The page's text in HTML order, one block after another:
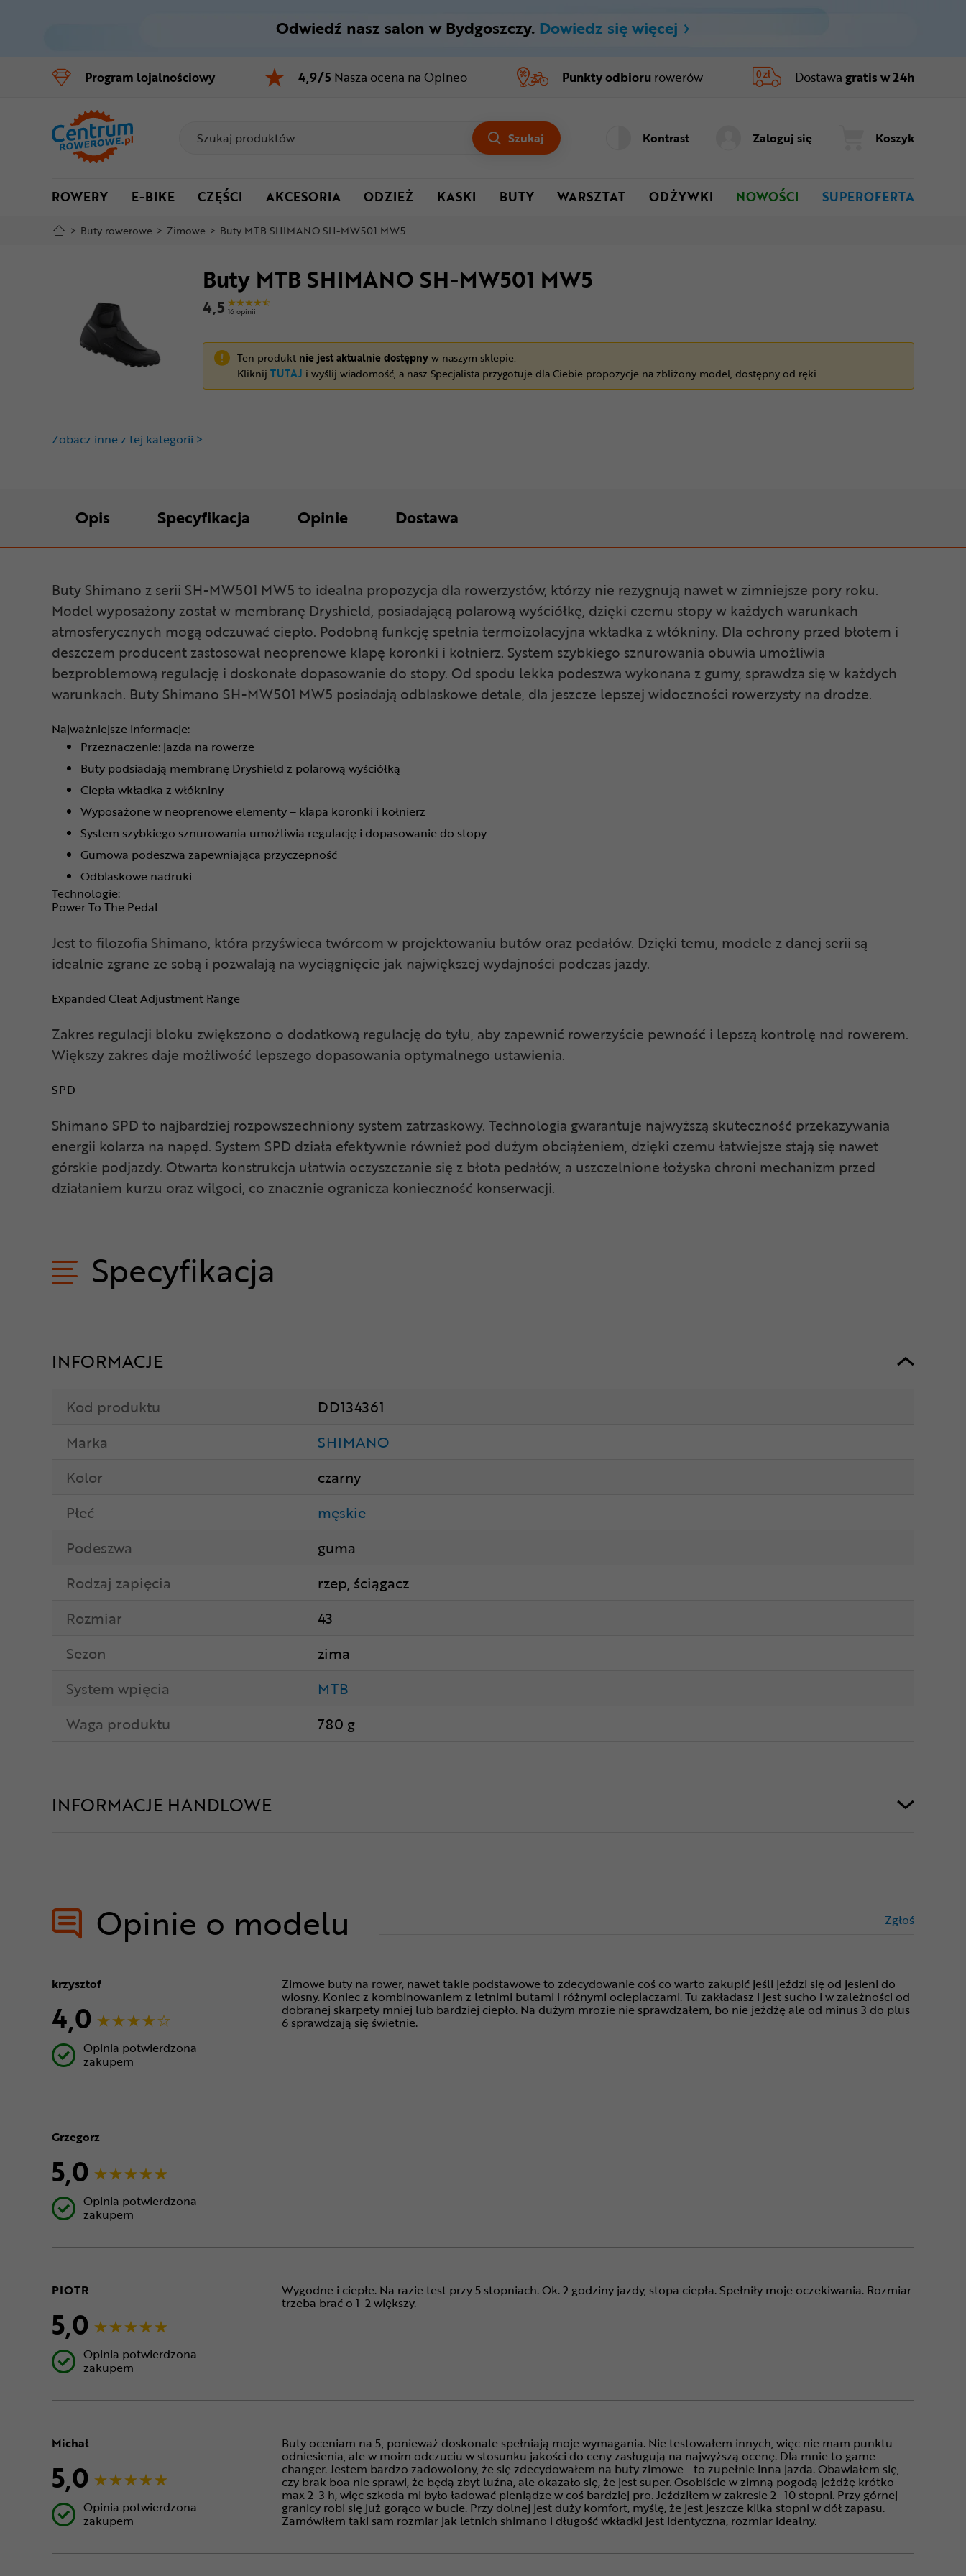
Menu główne
Informacje o produkcie
Szczegółowe informacje
Stopka
Odwiedź nasz salon w Bydgoszczy. Dowiedz się więcej
Program lojalnościowy 4,9/5 Nasza ocena na Opineo Punkty odbioru rowerów Dostawa gratis w 24h
Szukaj Kontrast Zaloguj się Koszyk
ROWERY E-BIKE CZĘŚCI AKCESORIA ODZIEŻ KASKI BUTY WARSZTAT ODŻYWKI NOWOŚCI SUPEROFERTA
> Buty rowerowe > Zimowe > Buty MTB SHIMANO SH-MW501 MW5
Buty MTB SHIMANO SH-MW501 MW5
4,5 16 opinii
Ten produkt nie jest aktualnie dostępnyw naszym sklepie.
Kliknij TUTAJ i wyślij wiadomość, a nasz Specjalista przygotuje dla Ciebie propozycje na zbliżony model, dostępny od ręki.
Zobacz inne z tej kategorii >
Opis Specyfikacja Opinie Dostawa
Buty Shimano z serii SH-MW501 MW5 to idealna propozycja dla rowerzystów, którzy nie rezygnują nawet w zimniejsze pory roku.
Model wyposażony został w membranę Dryshield, posiadającą polarową wyściółkę, dzięki czemu stopy w każdych warunkach
atmosferycznych mogą odczuwać ciepło. Podobną funkcję spełnia termoizolacyjna wkładka z włókniny. Dla ochrony przed błotem i
deszczem producent zastosował neoprenowe klapę koronki i kołnierz. System szybkiego sznurowania obuwia umożliwia
bezproblemową regulację i doskonałe dopasowanie do stopy. Od spodu lekka podeszwa wykonana z gumy, sprawdza się w każdych
warunkach. Buty Shimano SH-MW501 MW5 posiadają odblaskowe detale, dla jeszcze lepszej widoczności rowerzysty na drodze.
Najważniejsze informacje:
Przeznaczenie: jazda na rowerze
Buty podsiadają membranę Dryshield z polarową wyściółką
Ciepła wkładka z włókniny
Wyposażone w neoprenowe elementy – klapa koronki i kołnierz
System szybkiego sznurowania umożliwia regulację i dopasowanie do stopy
Gumowa podeszwa zapewniająca przyczepność
Odblaskowe nadruki
Technologie:
Power To The Pedal
Jest to filozofia Shimano, która przyświeca twórcom w projektowaniu butów oraz pedałów. Dzięki temu, modele z danej serii są
idealnie zgrane ze sobą i pozwalają na wyciągnięcie jak największej wydajności podczas jazdy.
Expanded Cleat Adjustment Range
Zakres regulacji bloku zwiększono o dodatkową regulację do tyłu, aby zapewnić rowerzyście pewność i lepszą kontrolę nad rowerem.
Większy zakres daje możliwość lepszego dopasowania optymalnego ustawienia.
SPD
Shimano SPD to najbardziej rozpowszechniony system zatrzaskowy. Technologia gwarantuje najwyższą skuteczność przekazywania
energii kolarza na napęd. System SPD działa efektywnie również pod dużym obciążeniem, dzięki czemu łatwiejsze stają się nawet
górskie podjazdy. Otwarta konstrukcja ułatwia oczyszczanie się z błota pedałów, a uszczelnione łożyska chroni mechanizm przed
działaniem kurzu oraz wilgoci, co znacznie ogranicza konieczność konserwacji.
Specyfikacja
INFORMACJE
Kod produktu
DD134361
Marka
SHIMANO
Kolor
czarny
Płeć
męskie
Podeszwa
guma
Rodzaj zapięcia
rzep, ściągacz
Rozmiar
43
Sezon
zima
System wpięcia
MTB
Waga produktu
780 g
INFORMACJE HANDLOWE
Opinie o modelu Zgłoś
krzysztof
4,0
Opinia potwierdzona
zakupem
Zimowe buty na rower, nawet takie podstawowe to zdecydowanie coś co warto zakupić jeśli jeździ się od jesieni do
wiosny. Koniec z kombinowaniem z letnimi butami i różnymi ocieplaczami. Tu zakładasz i jest sucho i w zależności od
dobranej skarpety mniej lub bardziej ciepło. Na dużym mrozie nie sprawdzałem, bo nie jeżdżę ale od minus 3 do plus
6 sprawdzają się świetnie.
Grzegorz
5,0
Opinia potwierdzona
zakupem
PIOTR
5,0
Opinia potwierdzona
zakupem
Wygodne i ciepłe. Na razie test przy 5 stopniach. Ok. 2 godziny jazdy, stopa ciepła. Spełniły moje oczekiwania. Rozmiar
trzeba brać o 1-2 większy.
Michał
5,0
Opinia potwierdzona
zakupem
Buty oceniam na 5, ponieważ doskonale spełniają moje wymagania. Nie testowałem innych, więc nie mam punktu
odniesienia, ale w moim odczuciu w stosunku jakości do ceny zasługują na najwyższą ocenę. Dla mnie to game
changer. Jestem bardzo zadowolony, że się zdecydowałem na buty zimowe - to zupełnie inna jazda. Obawiałem się,
czy brak boa nie sprawi, że będą zbyt luźna, ale okazało się, że jest super. Osobiście w zimną pogodą jeżdżę krótko -
max 2-3 h, więc szkoda mi było ładować pieniądze w coś bardziej pro. Jeździłem w zakresie 2–10 stopni. Przy górnej
granicy robi się już gorąco w bucie. Przy dolnej jest duży komfort, myślę, że jest jeszcze kilka stopni w dół zapasu.
Zamówiłem taki sam rozmiar jak letnich shimano i długość wkładki jest identyczna, rozmiar idealny.